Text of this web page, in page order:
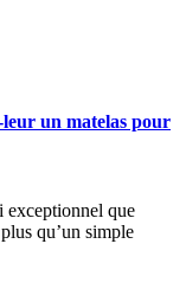
un matelas pour
exceptionnel que
qu’un simple